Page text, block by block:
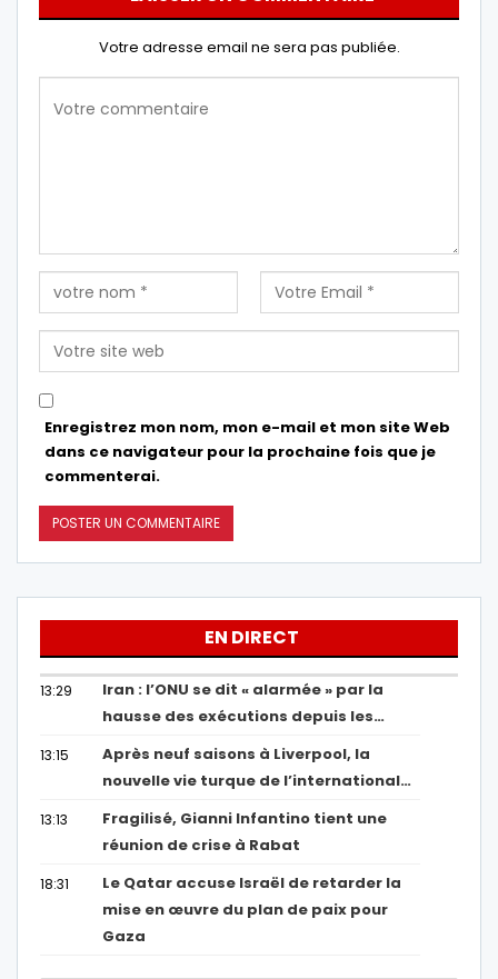
Votre adresse email ne sera pas publiée.
Enregistrez mon nom, mon e-mail et mon site Web
dans ce navigateur pour la prochaine fois que je
commenterai.
EN DIRECT
13:29
Iran : l’ONU se dit « alarmée » par la
hausse des exécutions depuis les…
13:15
Après neuf saisons à Liverpool, la
nouvelle vie turque de l’international…
13:13
Fragilisé, Gianni Infantino tient une
réunion de crise à Rabat
18:31
Le Qatar accuse Israël de retarder la
mise en œuvre du plan de paix pour
Gaza